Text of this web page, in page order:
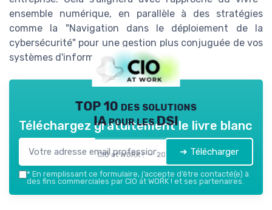
ensemble numérique, en parallèle à des stratégies
comme la "Navigation dans le déploiement de la
cybersécurité" pour une gestion plus conjuguée de vos
systèmes d'information.
TOP 10 des solutions
IA pour les DSI
CIO at WORK ! — 2026
Téléchargez gratuitement le livre blanc
➔ Télécharger
* En remplissant ce formulaire, j’accepte d’être contacté(e) à
des fins commerciales par CIO at WORK ! et ses partenaires.